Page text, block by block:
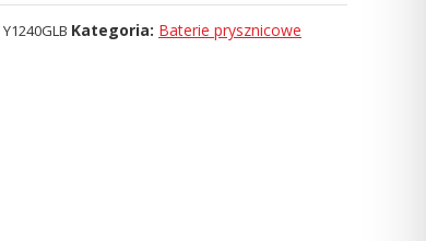
Y1240GLB Kategoria: Baterie prysznicowe